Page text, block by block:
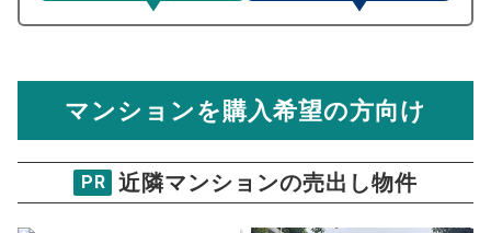
総支払額シミュレーション
計算できます。
物件価格
万円
マンション売却シミュレーター
から売却にかかる諸経費が自動で算出され、手元に残る
金額がわかります。
アイムふじみ野東1番館
マンションを購入希望の方向け
PR 近隣マンションの売出し物件